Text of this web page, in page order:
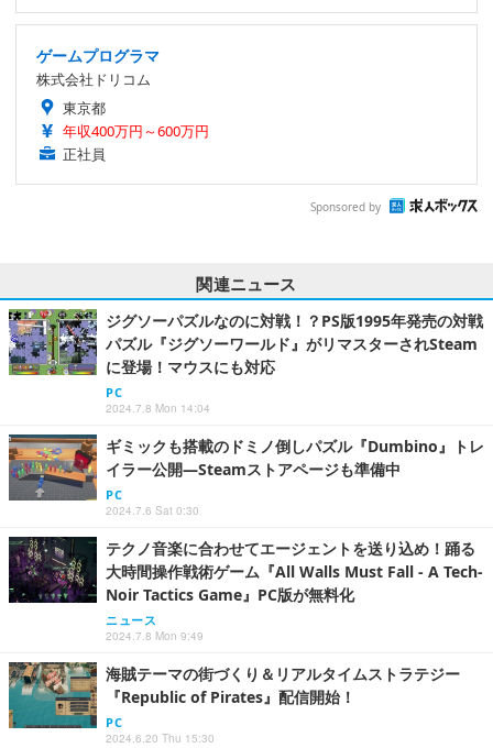
ゲームプログラマ
株式会社ドリコム
東京都
年収400万円～600万円
正社員
Sponsored by
関連ニュース
ジグソーパズルなのに対戦！？PS版1995年発売の対戦
パズル『ジグソーワールド』がリマスターされSteam
に登場！マウスにも対応
PC
2024.7.8 Mon 14:04
ギミックも搭載のドミノ倒しパズル『Dumbino』トレ
イラー公開―Steamストアページも準備中
PC
2024.7.6 Sat 0:30
テクノ音楽に合わせてエージェントを送り込め！踊る
大時間操作戦術ゲーム『All Walls Must Fall - A Tech-
Noir Tactics Game』PC版が無料化
ニュース
2024.7.8 Mon 9:49
海賊テーマの街づくり＆リアルタイムストラテジー
『Republic of Pirates』配信開始！
PC
2024.6.20 Thu 15:30